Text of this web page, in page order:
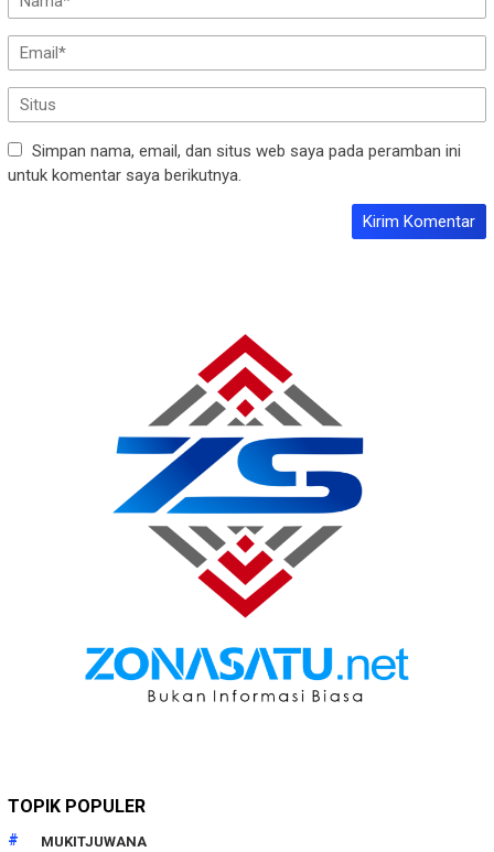
Simpan nama, email, dan situs web saya pada peramban ini
untuk komentar saya berikutnya.
TOPIK POPULER
MUKITJUWANA